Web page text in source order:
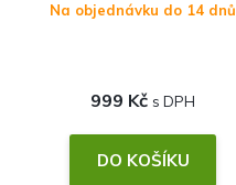
Na objednávku do 14 dnů
999 Kč
DO KOŠÍKU